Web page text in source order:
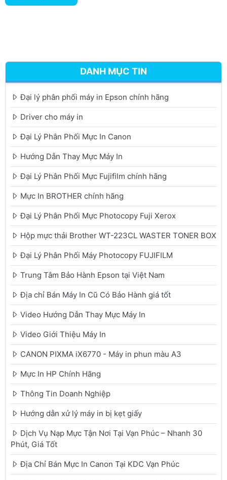
DANH MỤC TIN
Đại lý phân phối máy in Epson chính hãng
Driver cho máy in
Đại Lý Phân Phối Mực In Canon
Hướng Dẫn Thay Mực Máy In
Đại Lý Phân Phối Mực Fujifilm chính hãng
Mực In BROTHER chính hãng
Đại Lý Phân Phối Mực Photocopy Fuji Xerox
Hộp mực thải Brother WT-223CL WASTER TONER BOX
Đại Lý Phân Phối Máy Photocopy FUJIFILM
Trung Tâm Bảo Hành Epson tại Việt Nam
Địa chỉ Bán Máy In Cũ Có Bảo Hành giá tốt
Video Hướng Dẫn Thay Mực Máy In
Video Giới Thiệu Máy In
CANON PIXMA iX6770 - Máy in phun màu A3
Mực In HP Chính Hãng
Thông Tin Doanh Nghiệp
Hướng dẫn xử lý máy in bị kẹt giấy
Dịch Vụ Nạp Mực Tận Nơi Tại Vạn Phúc – Nhanh 30
Phút, Giá Tốt
Địa Chỉ Bán Mực In Canon Tại KDC Vạn Phúc